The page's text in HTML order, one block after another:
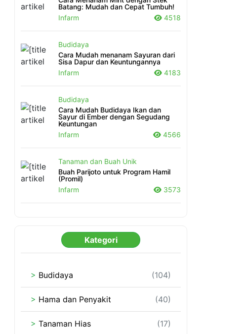
Batang: Mudah dan Cepat Tumbuh!
Infarm
4518
Budidaya
Cara Mudah menanam Sayuran dari
Sisa Dapur dan Keuntungannya
Infarm
4183
Budidaya
Cara Mudah Budidaya Ikan dan
Sayur di Ember dengan Segudang
Keuntungan
Infarm
4566
Tanaman dan Buah Unik
Buah Parijoto untuk Program Hamil
(Promil)
Infarm
3573
Kategori
> Budidaya (104)
> Hama dan Penyakit (40)
> Tanaman Hias (17)